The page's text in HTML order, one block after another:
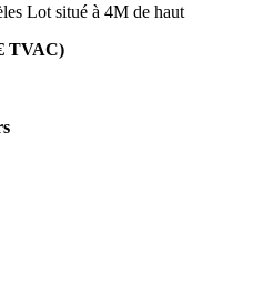
Lot situé à 4M de haut
TVAC)